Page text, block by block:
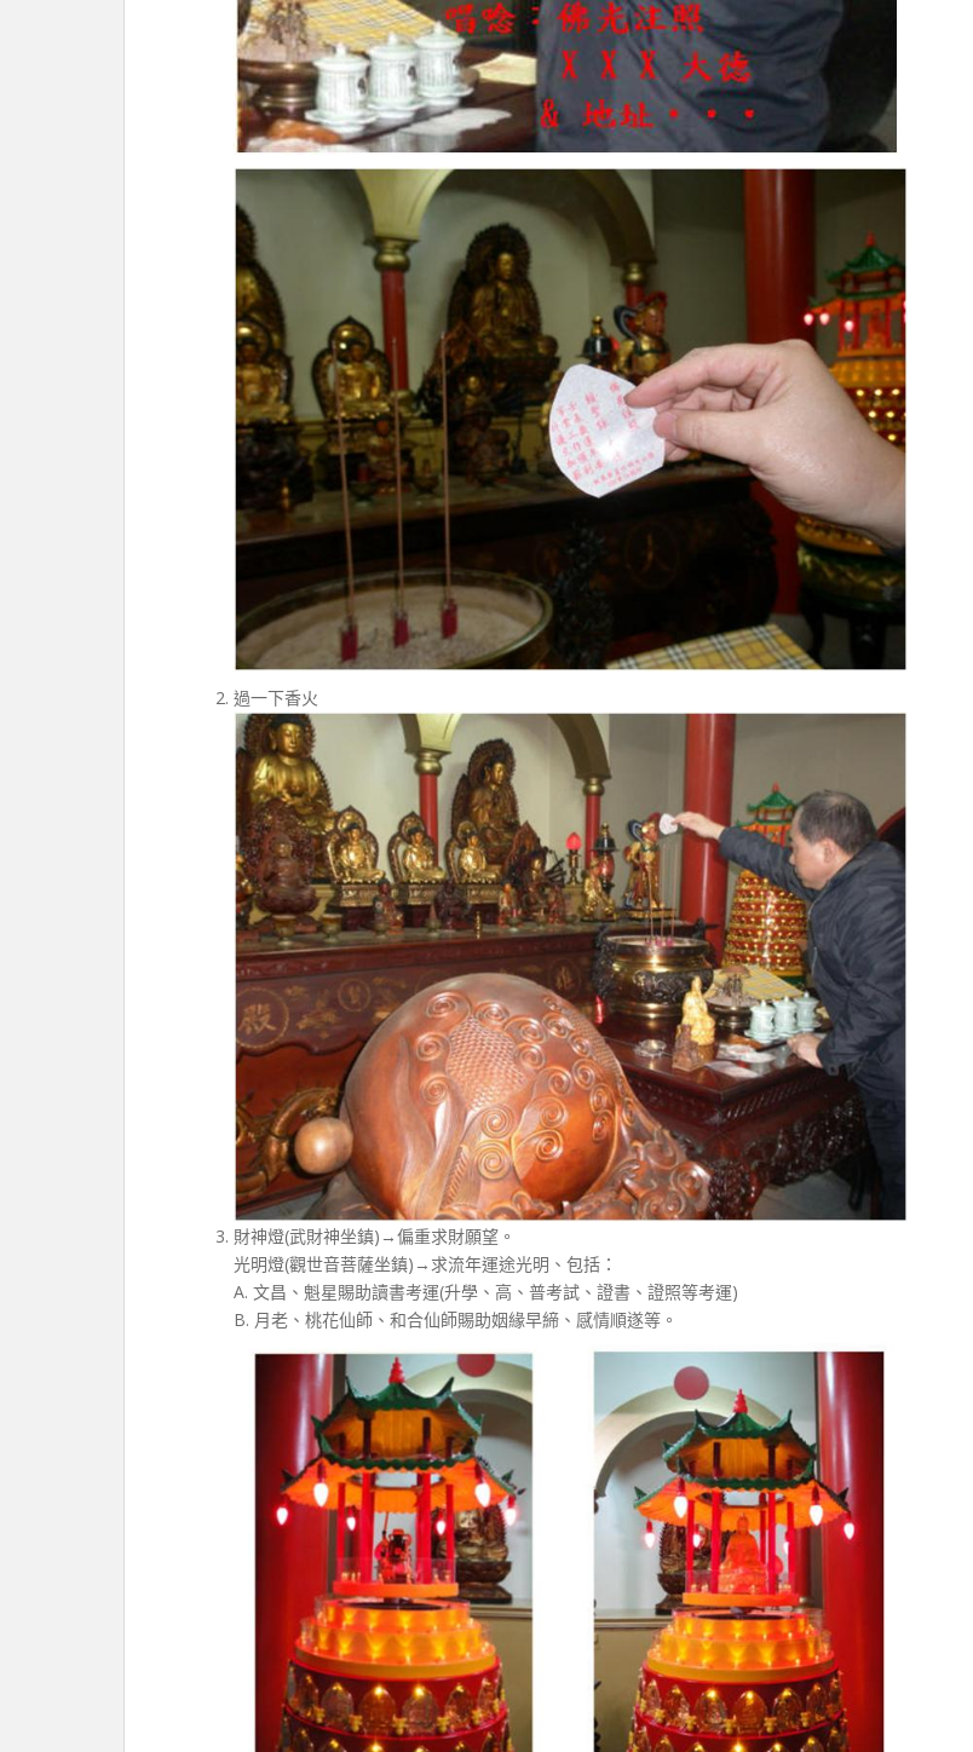
過一下香火
財神燈(武財神坐鎮)→偏重求財願望。
光明燈(觀世音菩薩坐鎮)→求流年運途光明、包括：
A. 文昌、魁星賜助讀書考運(升學、高、普考試、證書、證照等考運)
B. 月老、桃花仙師、和合仙師賜助姻緣早締、感情順遂等。